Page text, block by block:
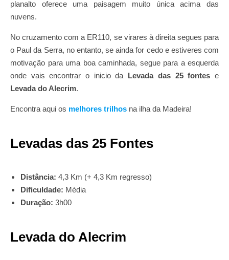
planalto oferece uma paisagem muito única acima das
nuvens.
No cruzamento com a ER110, se virares à direita segues para
o Paul da Serra, no entanto, se ainda for cedo e estiveres com
motivação para uma boa caminhada, segue para a esquerda
onde vais encontrar o inicio da Levada das 25 fontese
Levada do Alecrim.
Encontra aqui os melhores trilhos na ilha da Madeira!
Levadas das 25 Fontes
Distância: 4,3 Km (+ 4,3 Km regresso)
Dificuldade: Média
Duração: 3h00
Levada do Alecrim